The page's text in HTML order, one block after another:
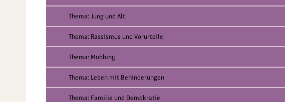
Thema: Jung und Alt
Thema: Rassismus und Vorurteile
Thema: Mobbing
Thema: Leben mit Behinderungen
Thema: Familie und Demokratie